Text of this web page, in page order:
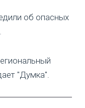
об опасных
"Думка".